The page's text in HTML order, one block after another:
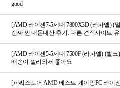
good
[AMD 라이젠7-5세대 7800X3D (라파엘) (
[AMD 라이젠5-5세대 7500F (라파엘) (벌크
배송이 빨리와서 좋아요
[피씨스토어 AMD 베스트 게이밍PC 라이젠